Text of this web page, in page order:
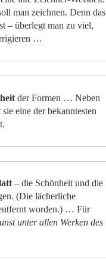
man zeichnen. Denn das
– überlegt man zu viel,
…
der Formen … Neben
sie eine der bekanntesten
– die Schönheit und die
(Die lächerliche
worden.) … Für
unter allen Werken des